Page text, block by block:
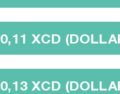
0,11 XCD
0,13 XCD